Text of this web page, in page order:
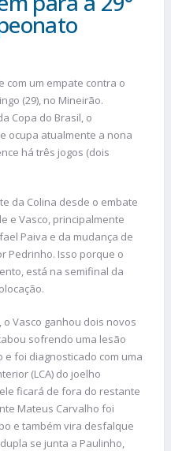
com um empate contra o
(29), no Mineirão.
Copa do Brasil, o
ocupa atualmente a nona
há três jogos (dois
da Colina desde o embate
e Vasco, principalmente
Paiva e da mudança de
Pedrinho. Isso porque o
está na semifinal da
Vasco ganhou dois novos
sofrendo uma lesão
e foi diagnosticado com uma
(LCA) do joelho
ficará de fora do restante
Mateus Carvalho foi
e também vira desfalque
se junta a Paulinho,